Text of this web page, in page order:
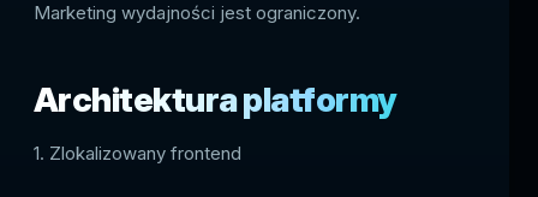
Marketing wydajności jest ograniczony.
Architektura platformy
1. Zlokalizowany frontend